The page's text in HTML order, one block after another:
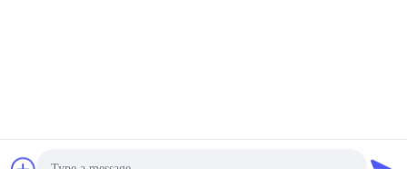
Lampada da miniera Fornitore. 2023-2026 FUTURE TECH